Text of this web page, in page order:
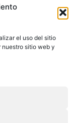
el uso del sitio
nuestro sitio web y